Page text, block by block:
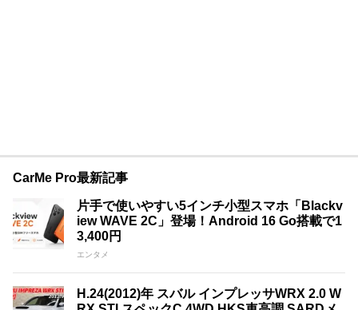
CarMe Pro最新記事
片手で使いやすい5インチ小型スマホ「Blackv
iew WAVE 2C」登場！Android 16 Go搭載で1
3,400円
エンタメ
H.24(2012)年 スバル インプレッサWRX 2.0 W